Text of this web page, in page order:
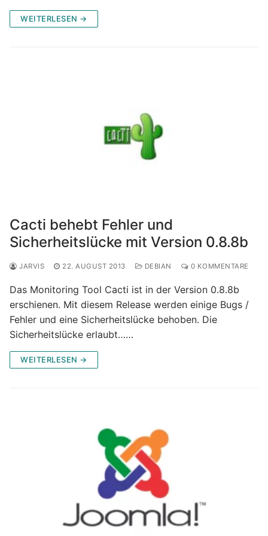
WEITERLESEN →
Cacti behebt Fehler und
Sicherheitslücke mit Version 0.8.8b
JARVIS 22. AUGUST 2013 DEBIAN 0 KOMMENTARE
Das Monitoring Tool Cacti ist in der Version 0.8.8b
erschienen. Mit diesem Release werden einige Bugs /
Fehler und eine Sicherheitslücke behoben. Die
Sicherheitslücke erlaubt……
WEITERLESEN →